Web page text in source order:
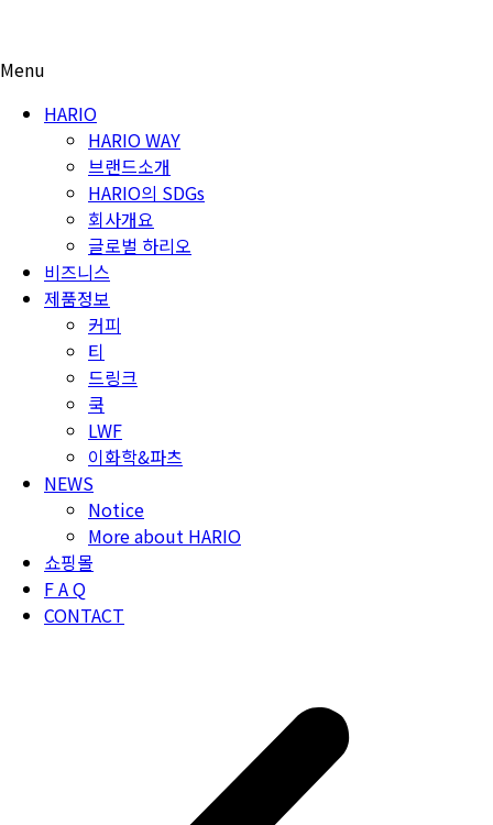
Menu
HARIO
HARIO WAY
브랜드소개
HARIO의 SDGs
회사개요
글로벌 하리오
비즈니스
제품정보
커피
티
드링크
쿡
LWF
이화학&파츠
NEWS
Notice
More about HARIO
쇼핑몰
F A Q
CONTACT